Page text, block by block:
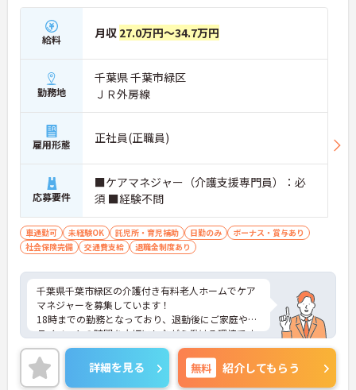
給料 月収 27.0万円～34.7万円
勤務地
千葉県 千葉市緑区
ＪＲ外房線
雇用形態 正社員(正職員)
応募要件
■ケアマネジャー（介護支援専門員）：必
須 ■経験不問
車通勤可 未経験OK 託児所・育児補助 日勤のみ
ボーナス・賞与あり
社会保険完備
交通費支給 退職金制度あり
千葉県千葉市緑区の介護付き有料老人ホームでケア
マネジャーを募集しています！
18時までの勤務となっており、退勤後にご家庭やプ
ライベートの時間を大切にしながら働ける環境です
◎マイカー通勤可！無料駐車場も完備されており、
通勤もラクラク安心です！未経験の方も応募可能と
なっており、介護のお仕事に挑戦したい方にもおす
詳細を見る 無料 紹介してもらう